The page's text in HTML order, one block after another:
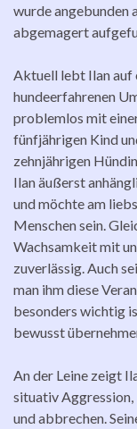
wurde angebunden
abgemagert
Aktuell lebt Ilan auf
hundeerfahrenen
problemlos mit
fünfjährigen Kind
zehnjährigen
Ilan äußerst
und möchte am
Menschen sein.
Wachsamkeit mit
zuverlässig. Auch
man ihm diese
besonders wichtig
bewusst
An der Leine zeigt
situativ Aggression,
und abbrechen.